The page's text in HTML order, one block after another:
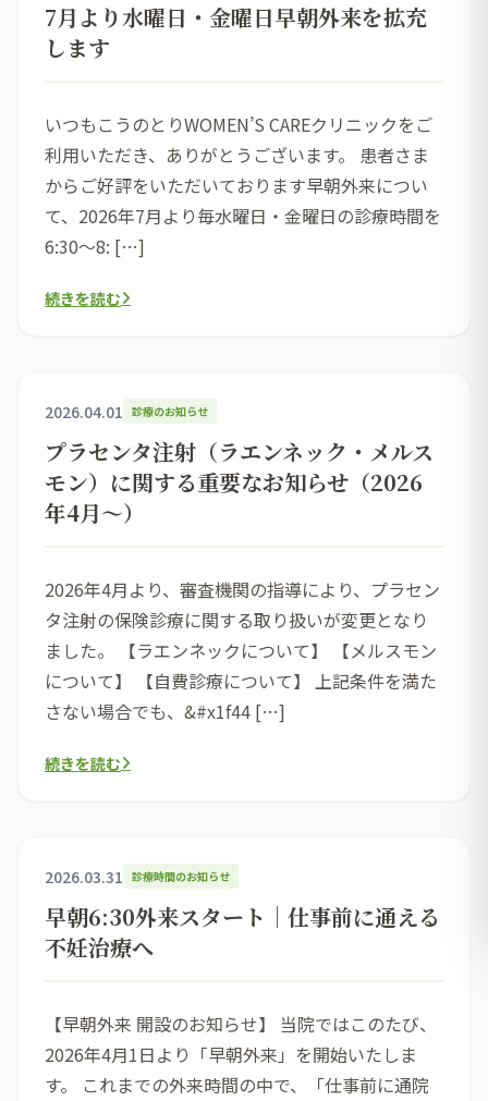
7月より水曜日・金曜日早朝外来を拡充
します
いつもこうのとりWOMEN’S CAREクリニックをご
利用いただき、ありがとうございます。 患者さま
からご好評をいただいております早朝外来につい
て、2026年7月より毎水曜日・金曜日の診療時間を
6:30～8: […]
続きを読む
2026.04.01 診療のお知らせ
プラセンタ注射（ラエンネック・メルス
モン）に関する重要なお知らせ（2026
年4月〜）
2026年4月より、審査機関の指導により、プラセン
タ注射の保険診療に関する取り扱いが変更となり
ました。 【ラエンネックについて】 【メルスモン
について】 【自費診療について】 上記条件を満た
さない場合でも、&#x1f44 […]
続きを読む
2026.03.31 診療時間のお知らせ
早朝6:30外来スタート｜仕事前に通える
不妊治療へ
【早朝外来 開設のお知らせ】 当院ではこのたび、
2026年4月1日より「早朝外来」を開始いたしま
す。 これまでの外来時間の中で、「仕事前に通院